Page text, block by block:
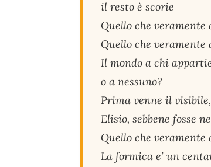
il resto è scorie
Quello che
Quello che
Il mondo a chi
o a nessuno?
Prima venne il
Elisio, sebbene fosse
Quello che veramente
La formica e’ un